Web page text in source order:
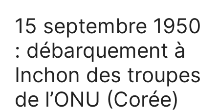
15 septembre 1950
: débarquement à
Inchon des troupes
de l’ONU (Corée)